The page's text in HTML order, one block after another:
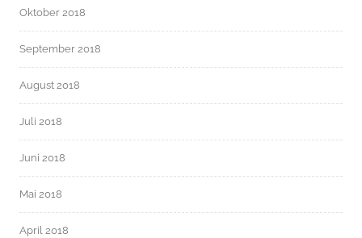
Oktober 2018
September 2018
August 2018
Juli 2018
Juni 2018
Mai 2018
April 2018